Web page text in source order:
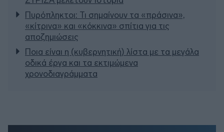
Πυρόπληκτοι: Τι σημαίνουν τα «πράσινα»,
«κίτρινα» και «κόκκινα» σπίτια για τις
αποζημιώσεις
Ποια είναι η (κυβερνητική) λίστα με τα μεγάλα
οδικά έργα και τα εκτιμώμενα
χρονοδιαγράμματα